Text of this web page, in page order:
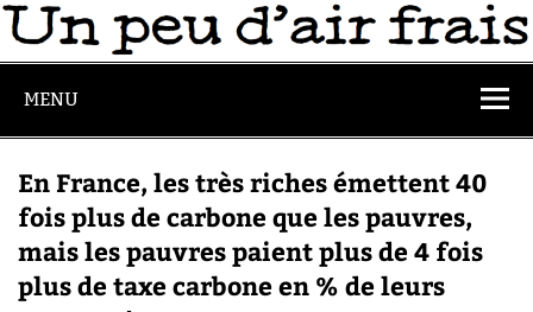
MENU
En France, les très riches émettent 40
fois plus de carbone que les pauvres,
mais les pauvres paient plus de 4 fois
plus de taxe carbone en % de leurs